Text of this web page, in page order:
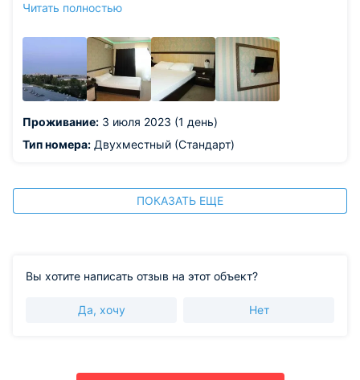
кровати. Современная удобная мебель. На ресепшене
Из недостатков: в ванной комнате, выход на балкон и
сам балкон - для худеньких посетителей. Было немного
тесно.
Читать полностью
Проживание: 3 июля 2023 (1 день)
Тип номера: Двухместный (Стандарт)
ПОКАЗАТЬ ЕЩЕ
Вы хотите написать отзыв на этот объект?
Да, хочу Нет